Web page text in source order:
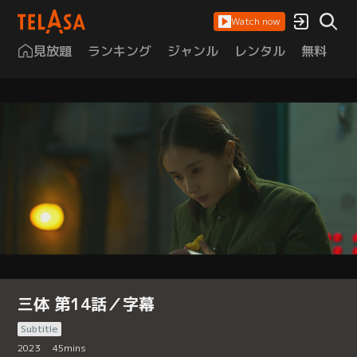
Watch now
見放題 ランキング ジャンル レンタル 無料
三体 第14話／字幕
Subtitle
2023
45mins